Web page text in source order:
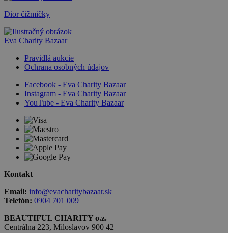
Dior čižmičky
Eva Charity Bazaar
Pravidlá aukcie
Ochrana osobných údajov
Facebook - Eva Charity Bazaar
Instagram - Eva Charity Bazaar
YouTube - Eva Charity Bazaar
Kontakt
Email: info@evacharitybazaar.sk
Telefón: 0904 701 009
BEAUTIFUL CHARITY o.z.
Centrálna 223, Miloslavov 900 42